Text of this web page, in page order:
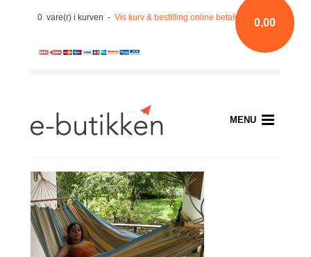
0 vare(r) i kurven -Vis kurv & bestilling online betaling med kort
0,00
MENU